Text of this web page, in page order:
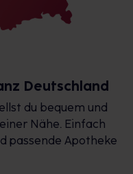
Deutschland
du bequem und
Nähe. Einfach
passende Apotheke